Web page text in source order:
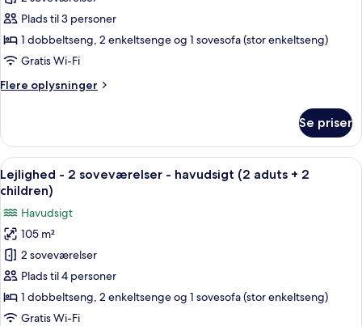
-
2
soveværelser
havudsigt
+
1
child)
Plads til 3 personer
1 dobbeltseng, 2 enkeltsenge og 1 sovesofa (stor enkeltseng)
Gratis Wi-Fi
Flere oplysninger
Flere
-
soveværelser
-
havudsigt
(2
adults
+
child)
Se priser
Indlæs
alle
billeder
af
Lejlighed
-
2
soveværelser
-
2 soveværelser, pengeskab på
10
Lejlighed - 2 soveværelser - havudsigt (2 aduts + 2
children)
Havudsigt
105 m²
2 soveværelser
Plads til 4 personer
1 dobbeltseng, 2 enkeltsenge og 1 sovesofa (stor enkeltseng)
Gratis Wi-Fi